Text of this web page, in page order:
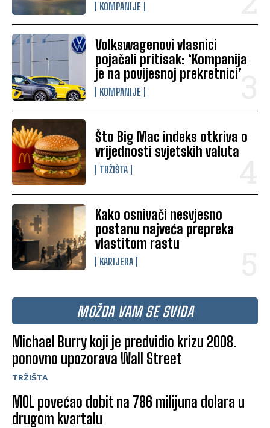
KOMPANIJE
Volkswagenovi vlasnici
pojačali pritisak: ‘Kompanija
je na povijesnoj prekretnici’
KOMPANIJE
Što Big Mac indeks otkriva o
vrijednosti svjetskih valuta
TRŽIŠTA
Kako osnivači nesvjesno
postanu najveća prepreka
vlastitom rastu
KARIJERA
MOŽDA VAM SE SVIĐA
Michael Burry koji je predvidio krizu 2008.
ponovno upozorava Wall Street
TRŽIŠTA
MOL povećao dobit na 786 milijuna dolara u
drugom kvartalu